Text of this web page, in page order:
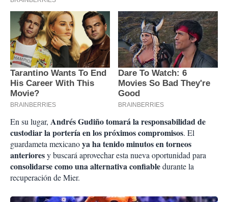
En su lugar, Andrés Gudiño tomará la responsabilidad de
custodiar la portería en los próximos compromisos. El
guardameta mexicanoya ha tenido minutos en torneos
anterioresy buscará aprovechar esta nueva oportunidad para
consolidarse como una alternativa confiabledurante la
recuperación de Mier.